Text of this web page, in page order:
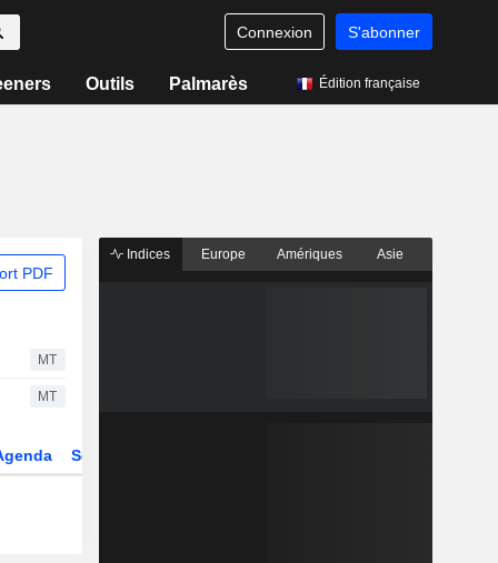
Connexion S'abonner
Outils Palmarès Édition française
PDF
MT
MT
Secteur
Indices Europe Amériques Asie